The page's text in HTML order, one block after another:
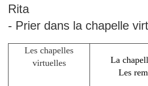
Rita
- Prier dans la chapelle
Les chapelles
virtuelles
La
Les